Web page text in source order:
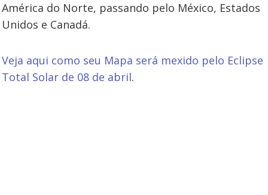
América do Norte, passando pelo México, Estados
Unidos e Canadá.
Veja aqui como seu Mapa será mexido pelo Eclipse
Total Solar de 08 de abril.